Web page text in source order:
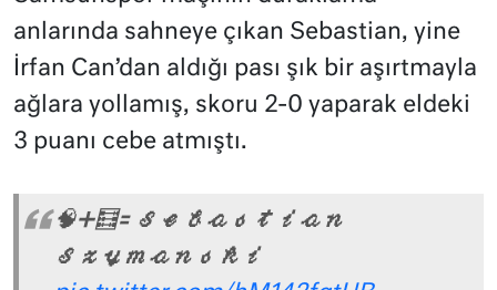
anlarında sahneye çıkan Sebastian, yine
İrfan Can’dan aldığı pası şık bir aşırtmayla
ağlara yollamış, skoru 2-0 yaparak eldeki
3 puanı cebe atmıştı.
🧠➕🧮🟰 𝓢𝓮𝓫𝓪𝓼𝓽𝓲𝓪𝓷
𝓢𝔃𝔂𝓶𝓪𝓷𝓼𝓴𝓲